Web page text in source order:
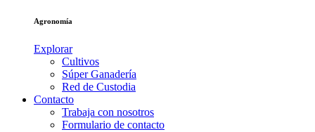
Agronomía
Explorar
Cultivos
Súper Ganadería
Red de Custodia
Contacto
Trabaja con nosotros
Formulario de contacto